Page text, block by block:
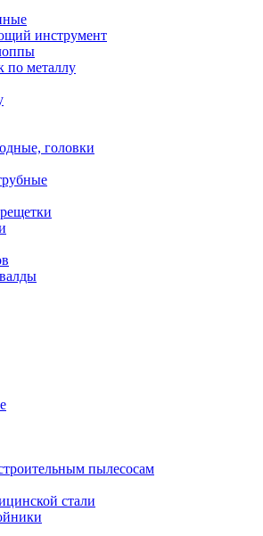
инструмент
по металлу
головки
пылесосам
стали